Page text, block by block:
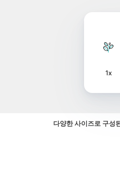
1x
다양한 사이즈로 구성